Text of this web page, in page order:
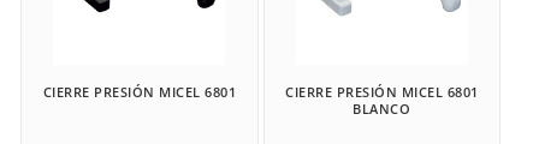
CIERRE PRESIÓN MICEL 6801
CIERRE PRESIÓN MICEL 6801
BLANCO